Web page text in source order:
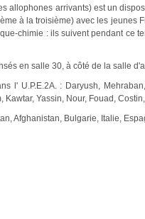
allophones arrivants) est un
à la troisième) avec les
chimie : ils suivent pendant
en salle 30, à côté de la salle
l' U.P.E.2A. : Daryush,
Kawtar, Yassin, Nour, Fouad,
Afghanistan, Bulgarie, Italie,